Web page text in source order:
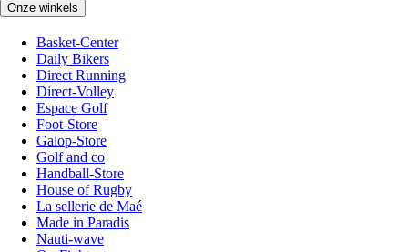
Onze winkels
Basket-Center
Daily Bikers
Direct Running
Direct-Volley
Espace Golf
Foot-Store
Galop-Store
Golf and co
Handball-Store
House of Rugby
La sellerie de Maé
Made in Paradis
Nauti-wave